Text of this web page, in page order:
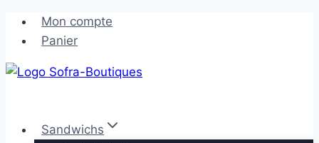
Aller
contenu
Aller
contenu
Mon compte
Panier
Sandwichs